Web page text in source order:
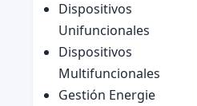
Dispositivos
Unifuncionales
Dispositivos
Multifuncionales
Gestión Energie